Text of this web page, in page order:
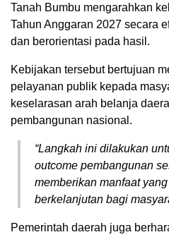
Tanah Bumbu mengarahkan
Tahun Anggaran 2027 secara
dan berorientasi pada hasil.
Kebijakan tersebut bertujuan
pelayanan publik kepada
keselarasan arah belanja
pembangunan nasional.
“Langkah ini dilakukan
outcome pembangunan
memberikan manfaat
berkelanjutan bagi
Pemerintah daerah juga